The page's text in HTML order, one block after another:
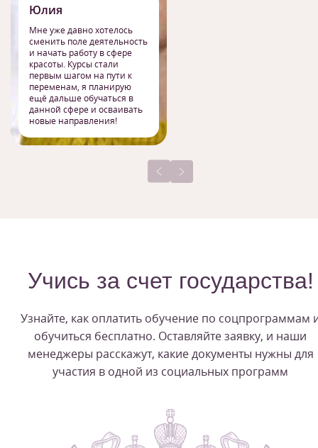
Юлия
Мне уже давно хотелось
сменить поле деятельность
и начать работу в сфере
красоты. Курсы стали
первым шагом на пути к
переменам, я планирую
ещё дальше обучаться в
данной сфере и осваивать
новые направления!
Учись за счет государства!
Узнайте, как оплатить обучение по соцпрограммам
обучиться бесплатно. Оставляйте заявку, и наши
менеджеры расскажут, какие документы нужны для
участия в одной из социальных программ